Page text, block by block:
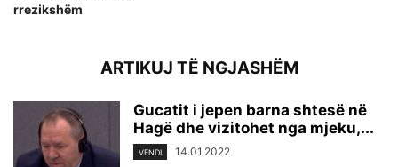
rrezikshëm
ARTIKUJ TË NGJASHËM
Gucatit i jepen barna shtesë në
Hagë dhe vizitohet nga mjeku,...
VENDI 14.01.2022